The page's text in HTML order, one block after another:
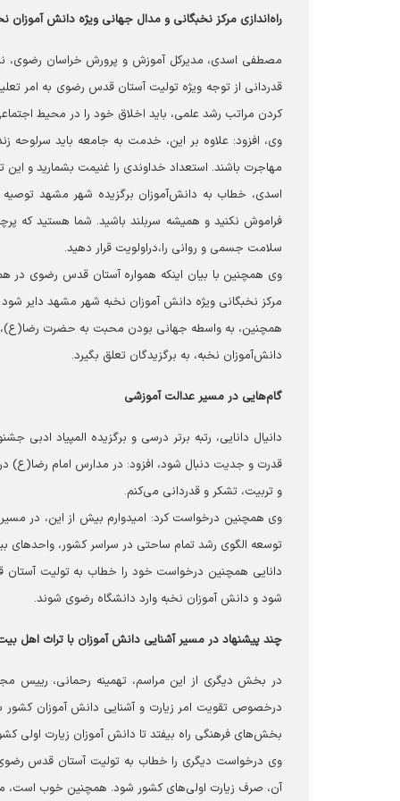
راه‌اندازی مرکز نخبگانی و مدال جهانی ویژه دانش آموزان
مصطفی اسدی، مدیرکل آموزش و پرورش خراسان رضوی،
قدردانی از توجه ویژه تولیت آستان قدس رضوی به امر
کردن مراتب رشد علمی، باید اخلاق خود را در محیط
وی، افزود: علاوه بر این، خدمت به جامعه باید
مهاجرت باشند. استعداد خداوندی را غنیمت بشمارید و
اسدی، خطاب به دانش‌آموزان برگزیده شهر مشهد توصیه
فراموش نکنید و همیشه سربلند باشید. شما هستید که
سلامت جسمی و روانی را،دراولویت قرار دهید.
وی همچنین با بیان اینکه همواره آستان قدس رضوی در
مرکز نخبگانی ویژه دانش آموزان نخبه شهر مشهد دایر
همچنین، به واسطه جهانی بودن محبت به حضرت رضا(ع)،
دانش‌آموزان نخبه، به برگزیدگان تعلق بگیرد.
گام‌هایی در مسیر عدالت آموزشی
دانیال دانایی، رتبه برتر درسی و برگزیده المپیاد ادبی
قدرت و جدیت دنبال ‌شود، افزود: در مدارس امام رضا(ع)
و تربیت، تشکر و قدردانی می‌کنم.
وی همچنین درخواست کرد: امیدوارم بیش از این، در
توسعه الگوی رشد تمام ساحتی در سراسر کشور،
دانایی همچنین درخواست خود را خطاب به تولیت
شود و دانش آموزان نخبه وارد دانشگاه‌ رضوی شوند.
چند پیشنهاد در مسیر آشنایی دانش آموزان با تراث اهل
در بخش دیگری از این مراسم، تهمینه رحمانی، رییس
درخصوص تقویت امر زیارت و آشنایی دانش آموزان کشور
بخش‌های فرهنگی راه بیفتد تا دانش آموزان زیارت اولی
وی درخواست دیگری را خطاب به تولیت آستان قدس
آن، صرف زیارت اولی‌های کشور شود. همچنین خوب است،